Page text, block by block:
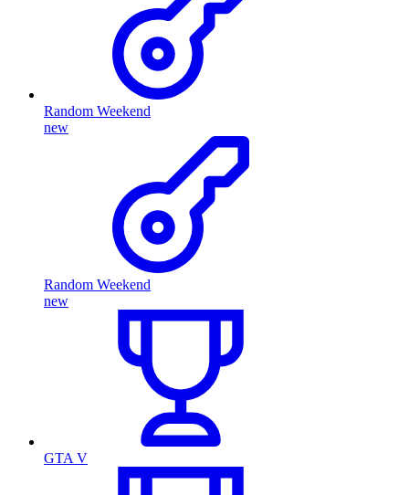
Random Weekend
new
Random Weekend
new
GTA V